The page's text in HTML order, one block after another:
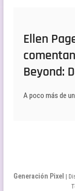
Ellen
Beyond:
A poco más de
Generación Pixel |